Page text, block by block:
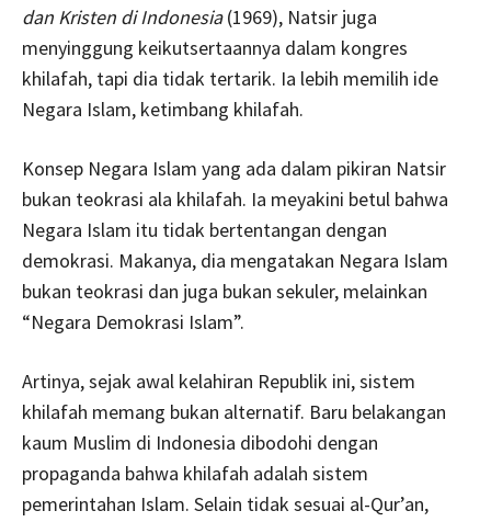
dan Kristen di Indonesia(1969), Natsir juga
menyinggung keikutsertaannya dalam kongres
khilafah, tapi dia tidak tertarik. Ia lebih memilih ide
Negara Islam, ketimbang khilafah.
Konsep Negara Islam yang ada dalam pikiran Natsir
bukan teokrasi ala khilafah. Ia meyakini betul bahwa
Negara Islam itu tidak bertentangan dengan
demokrasi. Makanya, dia mengatakan Negara Islam
bukan teokrasi dan juga bukan sekuler, melainkan
“Negara Demokrasi Islam”.
Artinya, sejak awal kelahiran Republik ini, sistem
khilafah memang bukan alternatif. Baru belakangan
kaum Muslim di Indonesia dibodohi dengan
propaganda bahwa khilafah adalah sistem
pemerintahan Islam. Selain tidak sesuai al-Qur’an,